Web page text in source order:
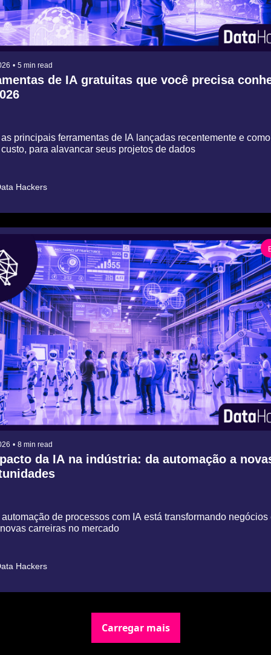
• 5 min read
de IA gratuitas que você precisa
principais ferramentas de IA lançadas recentemente e
para alavancar seus projetos de dados
Hackers
• 8 min read
da IA na indústria: da automação a
de processos com IA está transformando negócios
carreiras no mercado
Hackers
Carregar mais